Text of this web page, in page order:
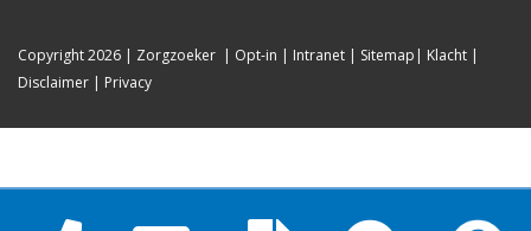
Copyright 2026 | Zorgzoeker | Opt-in | Intranet | Sitemap | Klacht |
Disclaimer | Privacy